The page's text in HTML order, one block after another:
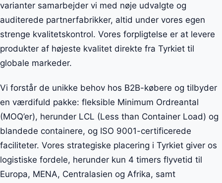
varianter samarbejder vi med nøje udvalgte og
auditerede partnerfabrikker, altid under vores egen
strenge kvalitetskontrol. Vores forpligtelse er at levere
produkter af højeste kvalitet direkte fra Tyrkiet til
globale markeder.
Vi forstår de unikke behov hos B2B-købere og tilbyder
en værdifuld pakke: fleksible Minimum Ordreantal
(MOQ’er), herunder LCL (Less than Container Load) og
blandede containere, og ISO 9001-certificerede
faciliteter. Vores strategiske placering i Tyrkiet giver os
logistiske fordele, herunder kun 4 timers flyvetid til
Europa, MENA, Centralasien og Afrika, samt